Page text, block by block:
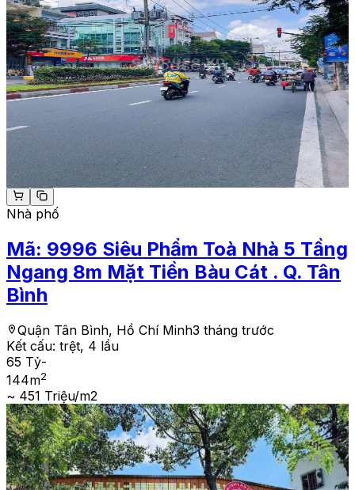
Nhà phố
Mã: 9996 Siêu Phẩm Toà Nhà 5 Tầng
Ngang 8m Mặt Tiền Bàu Cát . Q. Tân
Bình
Quận Tân Bình, Hồ Chí Minh3 tháng trước
Kết cấu: trệt, 4 lầu
65 Tỷ-
144m2
~ 451 Triệu/m2